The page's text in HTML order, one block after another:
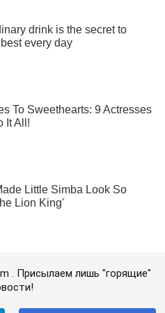
. Присылаем лишь "горящие"